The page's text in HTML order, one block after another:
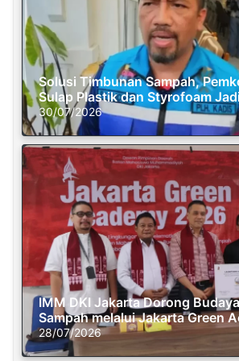
Solusi Timbunan Sampah,
Sulap Plastik dan Styrofoam
30/07/2026
IMM DKI Jakarta Dorong
Sampah melalui Jakarta Green
28/07/2026